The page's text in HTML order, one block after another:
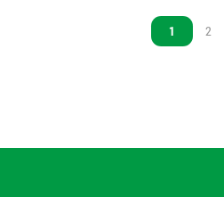
Vous êtes
1 2